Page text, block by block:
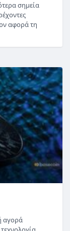
σημεία
αφορά τη
αγορά